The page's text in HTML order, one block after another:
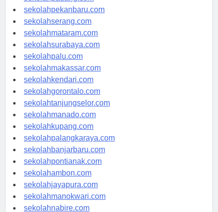
sekolahpadang.com
sekolahpekanbaru.com
sekolahserang.com
sekolahmataram.com
sekolahsurabaya.com
sekolahpalu.com
sekolahmakassar.com
sekolahkendari.com
sekolahgorontalo.com
sekolahtanjungselor.com
sekolahmanado.com
sekolahkupang.com
sekolahpalangkaraya.com
sekolahbanjarbaru.com
sekolahpontianak.com
sekolahambon.com
sekolahjayapura.com
sekolahmanokwari.com